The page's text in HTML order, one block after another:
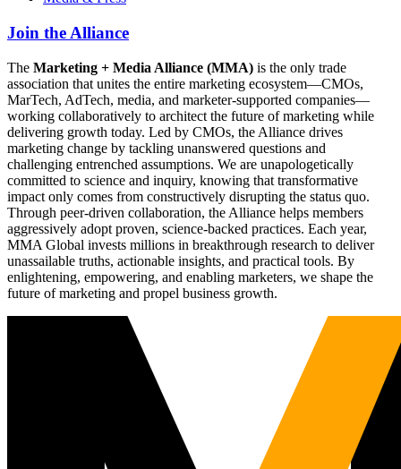
Join the Alliance
The Marketing + Media Alliance (MMA) is the only trade
association that unites the entire marketing ecosystem—CMOs,
MarTech, AdTech, media, and marketer-supported companies—
working collaboratively to architect the future of marketing while
delivering growth today. Led by CMOs, the Alliance drives
marketing change by tackling unanswered questions and
challenging entrenched assumptions. We are unapologetically
committed to science and inquiry, knowing that transformative
impact only comes from constructively disrupting the status quo.
Through peer-driven collaboration, the Alliance helps members
aggressively adopt proven, science-backed practices. Each year,
MMA Global invests millions in breakthrough research to deliver
unassailable truths, actionable insights, and practical tools. By
enlightening, empowering, and enabling marketers, we shape the
future of marketing and propel business growth.